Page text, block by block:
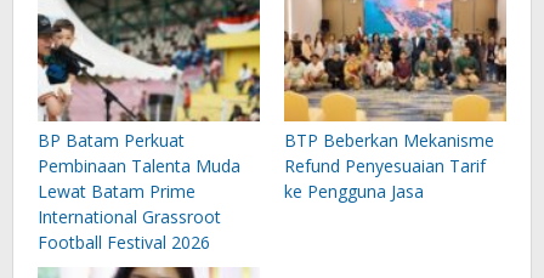
BP Batam Perkuat
Pembinaan Talenta Muda
Lewat Batam Prime
International Grassroot
Football Festival 2026
BTP Beberkan Mekanisme
Refund Penyesuaian Tarif
ke Pengguna Jasa